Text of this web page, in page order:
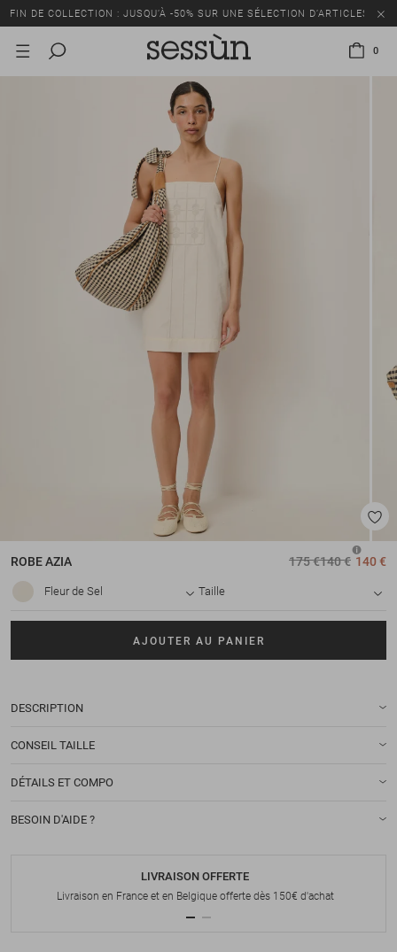
FIN DE COLLECTION : JUSQU’À -50% SUR UNE SÉLECTION D’ARTICLES
0
ROBEAZIA 175 €140 € 140 €
Fleur de Sel Taille
AJOUTER AU PANIER
DESCRIPTION
CONSEIL TAILLE
DÉTAILS ET COMPO
BESOIN D'AIDE ?
LIVRAISON OFFERTE
Livraison en France et en Belgique offerte dès 150€ d'achat